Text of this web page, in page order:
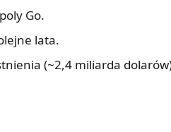
Go.
lata.
(~2,4 miliarda